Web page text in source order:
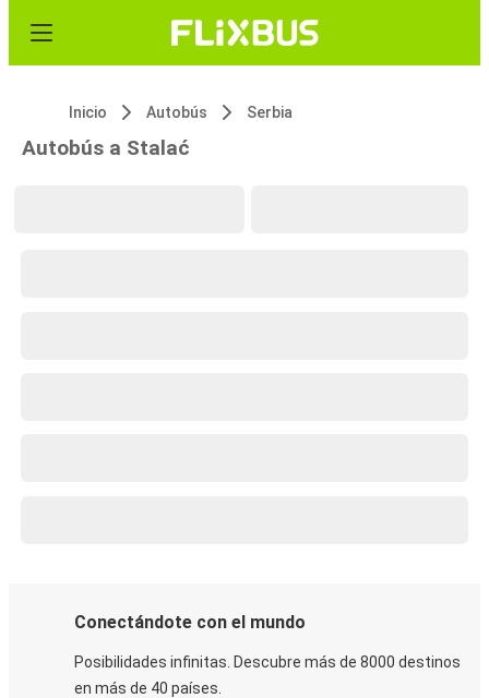
Inicio Autobús Serbia
Autobús a Stalać
Conectándote con el mundo
Posibilidades infinitas. Descubre más de 8000 destinos
en más de 40 países.